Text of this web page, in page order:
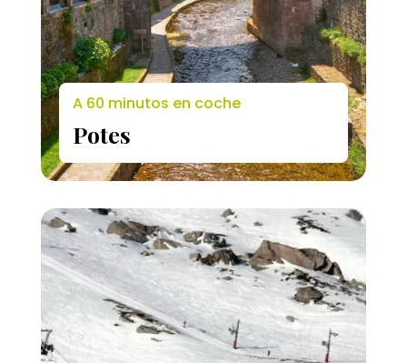
A 60 minutos en coche
⁠Potes